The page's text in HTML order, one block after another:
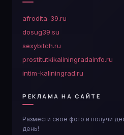
afrodita-39.ru
dosug39.su
sexybitch.ru
prostitutkikaliningradainfo.ru
intim-kaliningrad.ru
РЕКЛАМА НА САЙТЕ
Размести своё фото и получи
день!